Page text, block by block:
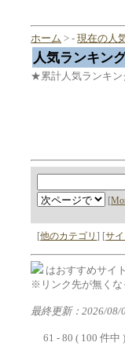
ホーム > -現在の人
人気ランキン
★累計人気ランキン
[
[他のカテゴリ] [サ
はおすすめサイ
※リンク先が無くな
最終更新：2026/08/
61 - 80 ( 100 件